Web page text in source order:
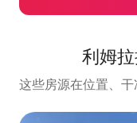
利姆
这些房源在位置、干